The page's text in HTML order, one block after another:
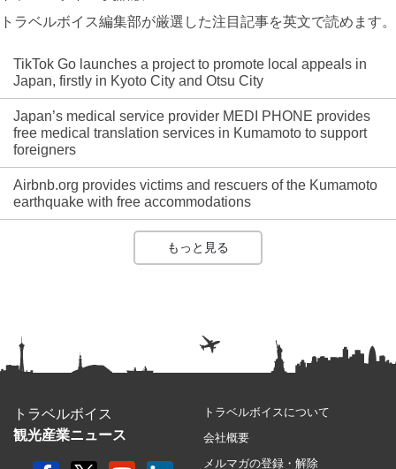
トラベルボイス編集部が厳選した注目記事を英文で読めます。
TikTok Go launches a project to promote local appeals in
Japan, firstly in Kyoto City and Otsu City
Japan’s medical service provider MEDI PHONE provides
free medical translation services in Kumamoto to support
foreigners
Airbnb.org provides victims and rescuers of the Kumamoto
earthquake with free accommodations
もっと見る
トラベルボイス
観光産業ニュース
トラベルボイスについて
会社概要
メルマガの登録・解除